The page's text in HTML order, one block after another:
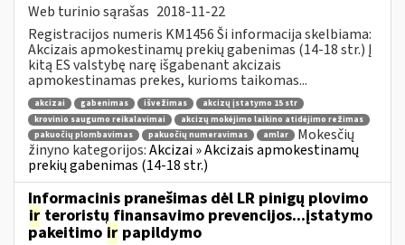
Web turinio sąrašas 2018-11-22
Registracijos numeris KM1456 Ši informacija skelbiama:
Akcizais apmokestinamų prekių gabenimas (14-18 str.) Į
kitą ES valstybę narę išgabenant akcizais
apmokestinamas prekes, kurioms taikomas...
akcizai gabenimas išvežimas
akcizų įstatymo 15 str
krovinio saugumo reikalavimai
akcizų mokėjimo laikino atidėjimo režimas
pakuočių plombavimas
pakuočių numeravimas amlar
Mokesčių
žinyno kategorijos:Akcizai » Akcizais apmokestinamų
prekių gabenimas (14-18 str.)
Informacinis pranešimas dėl LR pinigų plovimo
ir teroristų finansavimo prevencijos...įstatymo
pakeitimo ir papildymo